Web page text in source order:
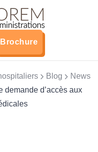
Brochure
Blog
News
demande d’accès aux